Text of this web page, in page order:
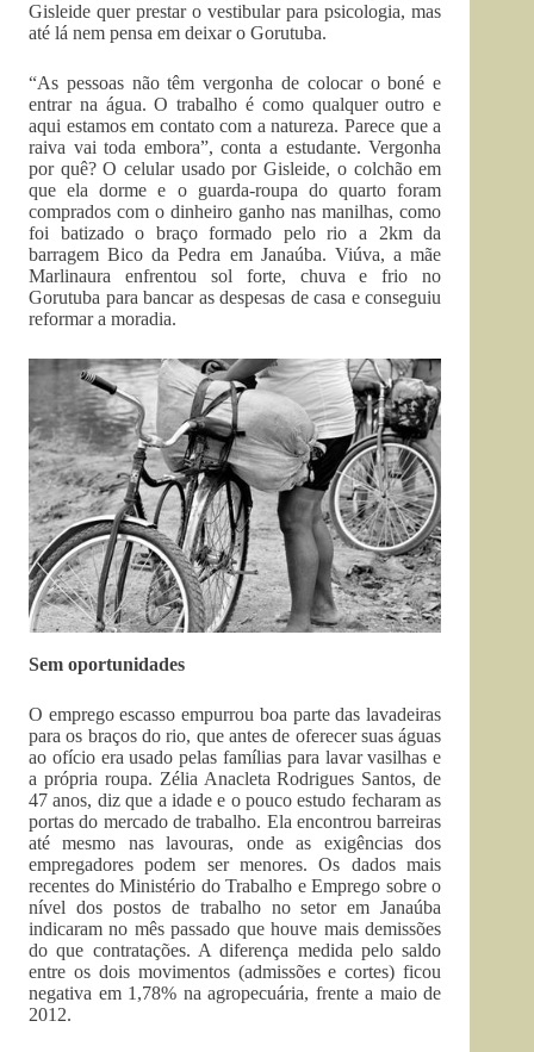
Gisleide quer prestar o vestibular para psicologia, mas
até lá nem pensa em deixar o Gorutuba.
“As pessoas não têm vergonha de colocar o boné e
entrar na água. O trabalho é como qualquer outro e
aqui estamos em contato com a natureza. Parece que a
raiva vai toda embora”, conta a estudante. Vergonha
por quê? O celular usado por Gisleide, o colchão em
que ela dorme e o guarda-roupa do quarto foram
comprados com o dinheiro ganho nas manilhas, como
foi batizado o braço formado pelo rio a 2km da
barragem Bico da Pedra em Janaúba. Viúva, a mãe
Marlinaura enfrentou sol forte, chuva e frio no
Gorutuba para bancar as despesas de casa e conseguiu
reformar a moradia.
Sem oportunidades
O emprego escasso empurrou boa parte das lavadeiras
para os braços do rio, que antes de oferecer suas águas
ao ofício era usado pelas famílias para lavar vasilhas e
a própria roupa. Zélia Anacleta Rodrigues Santos, de
47 anos, diz que a idade e o pouco estudo fecharam as
portas do mercado de trabalho. Ela encontrou barreiras
até mesmo nas lavouras, onde as exigências dos
empregadores podem ser menores. Os dados mais
recentes do Ministério do Trabalho e Emprego sobre o
nível dos postos de trabalho no setor em Janaúba
indicaram no mês passado que houve mais demissões
do que contratações. A diferença medida pelo saldo
entre os dois movimentos (admissões e cortes) ficou
negativa em 1,78% na agropecuária, frente a maio de
2012.